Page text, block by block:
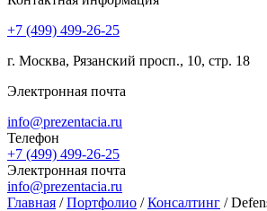
+7 (499) 499-26-25
г. Москва, Рязанский просп., 10, стр. 18
Электронная почта
info@prezentacia.ru
Телефон
+7 (499) 499-26-25
Электронная почта
info@prezentacia.ru
Главная /Портфолио /Консалтинг /